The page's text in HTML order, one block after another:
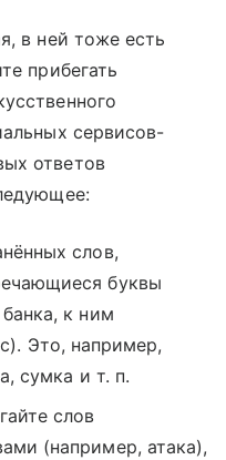
в ней тоже есть
прибегать
сервисов-
ответов
слов,
буквы
к ним
Это, например,
сумка и т. п.
слов
(например, атака),